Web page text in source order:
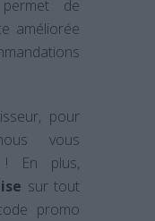
de
améliorée
pour
vous
! En plus,
sur tout
promo